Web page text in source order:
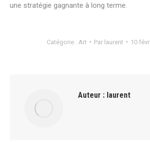
une stratégie gagnante à long terme.
Catégorie : Art Par laurent 10
Auteur : laurent